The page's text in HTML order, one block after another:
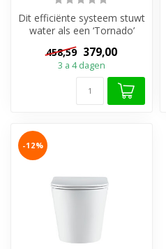
Dit efficiënte systeem stuwt
water als een ‘Tornado’
grondi...
458,59 379,00
3 a 4 dagen
-12%